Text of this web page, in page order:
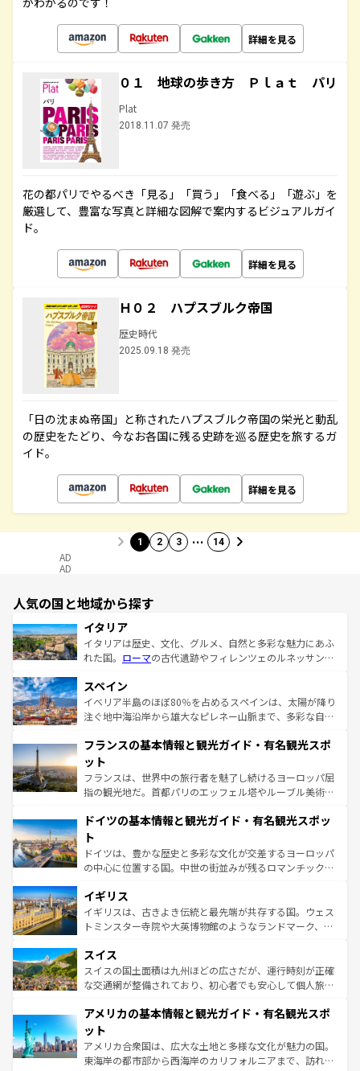
詳細を見る
０１ 地球の歩き方 Ｐｌａｔ パリ
Plat
2018.11.07 発売
花の都パリでやるべき「見る」「買う」「食べる」「遊ぶ」を
厳選して、豊富な写真と詳細な図解で案内するビジュアルガイ
ド。
詳細を見る
Ｈ０２ ハプスブルク帝国
歴史時代
2025.09.18 発売
「日の沈まぬ帝国」と称されたハプスブルク帝国の栄光と動乱
の歴史をたどり、今なお各国に残る史跡を巡る歴史を旅するガ
イド。
詳細を見る
1 2 3 … 14
AD
AD
人気の国と地域から探す
イタリア
イタリアは歴史、文化、グルメ、自然と多彩な魅力にあふ
れた国。 ローマの古代遺跡やフィレンツェのルネッサンス
ろん、トスカーナの美しい田園風景やアマルフィ海岸の絶
景など、自然景観も見逃せない。観光の合間には、本場の
ピザやパスタなど、絶品のイタリア料理を堪能することも
ませてくれるイタリアで、忘れられない旅をしてみよう！
なお、新着のイタリア情報は
しい。
スペイン
イベリア半島のほぼ80％を占めるスペインは、太陽が降り
注ぐ地中海沿岸から雄大なピレネー山脈まで、多彩な自然
文化が根付くこの国では、情熱的なフラメンコ、熱気あふ
れる闘牛、そして美味しいタパスが生活の一部となってい
る。首都マドリードの洗練された雰囲気や、バルセロナの
アートに溢れた街角から、地方では古代ローマ遺跡や中世
せる。地方によって風土や気候が異なるスペインはその個
ンテンツ一覧 を参照してほしい。
フランスの基本情報と観光ガイド・有名観光スポ
ット
フランスは、世界中の旅行者を魅了し続けるヨーロッパ屈
指の観光地だ。首都パリのエッフェル塔やルーブル美術館
で、幅広い魅力が詰まっている。華麗な宮殿、歴史的な大
聖堂、美しいビーチ、そして豊かな自然が、訪れる者を心
から魅了する。また、フランスは美食の国としても知ら
れ、フランス料理はユネスコ無形文化遺産にも登録されて
香り高いラベンダー畑など、多彩な楽しみ方が可能だ。さ
らに、パリ以外の地域にも魅力が溢れており、どの街角に
も豊かな歴史と文化が息づいている。パリ以外の個性あふ
を参照してほしい。
ドイツの基本情報と観光ガイド・有名観光スポッ
ト
ドイツは、豊かな歴史と多彩な文化が交差するヨーロッパ
の中心に位置する国。中世の街並みが残るロマンチック街
顔を持つこの国は、どこを歩いても飽きることがない。ベ
ルリンの文化的活気、バイエルン州のアルプスの絶景、そ
してライン川沿いのワイン畑といった風景は必見。ビール
は、お酒好きな人にはぜひ体験してほしい。 なお、新着の
ドイツ情報はコンテンツ一覧を参照してほしい。
イギリス
イギリスは、古きよき伝統と最先端が共存する国。ウェス
トミンスター寺院や大英博物館のようなランドマーク、歴
リアごとに異なる魅力がある。また、優雅なアフタヌーン
ティー、ビール好きにはたまらない英国パブ、サッカー観
戦など、本場だからこそできる体験も豊富。イギリスを旅
ンツ一覧を参照してほしい。
スイス
スイスの国土面積は九州ほどの広さだが、運行時刻が正確
な交通網が整備されており、初心者でも安心して個人旅行
の建物がそのまま残る町や、スイスならではのユニークな
博物館もあり、アルプス観光だけでなく町歩きも満喫する
ことができる。国民の所得が高いため物価も高いが、旅行
者向けの交通パス提供のサービスもあり、うまく活用すれ
アメリカの基本情報と観光ガイド・有名観光スポ
ット
アメリカ合衆国は、広大な土地と多様な文化が魅力の国。
東海岸の都市部から西海岸のカリフォルニアまで、訪れる